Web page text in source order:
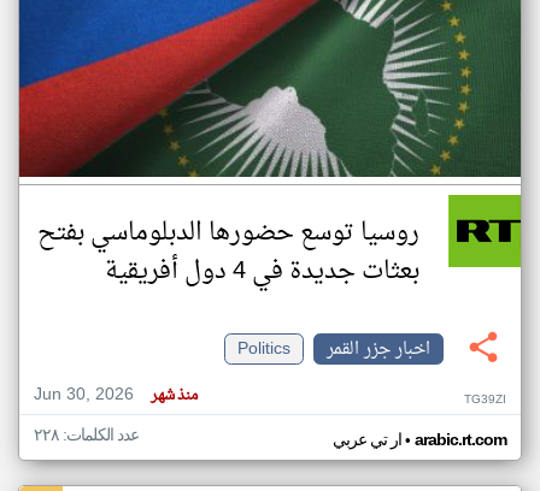
روسيا توسع حضورها الدبلوماسي بفتح
بعثات جديدة في 4 دول أفريقية
اخبار جزر القمر
Politics
Jun 30, 2026
منذ شهر TG39ZI
ار تي عربي• arabic.rt.com عدد الكلمات: ٢٢٨